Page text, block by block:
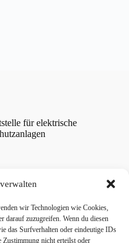
wir Technologien wie Cookies,
darauf zuzugreifen. Wenn du diesen
das Surfverhalten oder eindeutige IDs
Zustimmung nicht erteilst oder
für elektrische